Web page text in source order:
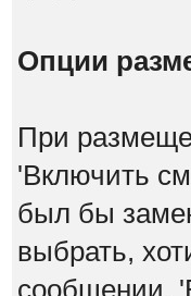
Опции
При
'Включить
был бы
выбрать,
сообщении.